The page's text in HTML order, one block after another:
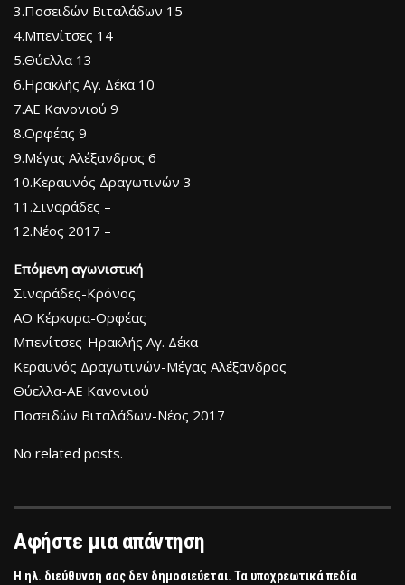
3.Ποσειδών Βιταλάδων 15
4.Μπενίτσες 14
5.Θύελλα 13
6.Ηρακλής Αγ. Δέκα 10
7.ΑΕ Κανονιού 9
8.Ορφέας 9
9.Μέγας Αλέξανδρος 6
10.Κεραυνός Δραγωτινών 3
11.Σιναράδες –
12.Νέος 2017 –
Επόμενη αγωνιστική
Σιναράδες-Κρόνος
ΑΟ Κέρκυρα-Ορφέας
Μπενίτσες-Ηρακλής Αγ. Δέκα
Κεραυνός Δραγωτινών-Μέγας Αλέξανδρος
Θύελλα-ΑΕ Κανονιού
Ποσειδών Βιταλάδων-Νέος 2017
No related posts.
Αφήστε μια απάντηση
Η ηλ. διεύθυνση σας δεν δημοσιεύεται. Τα υποχρεωτικά πεδία